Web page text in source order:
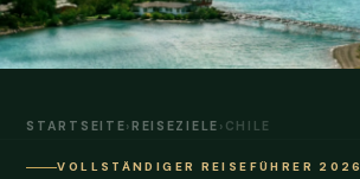
STARTSEITE›REISEZIELE › CHILE
VOLLSTÄNDIGER REISEFÜHRER 2026